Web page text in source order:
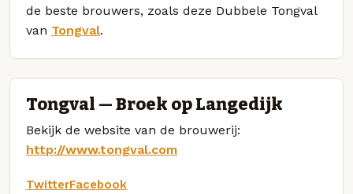
de beste brouwers, zoals deze Dubbele Tongval
van Tongval.
Tongval — Broek op Langedijk
Bekijk de website van de brouwerij:
http://www.tongval.com
TwitterFacebook